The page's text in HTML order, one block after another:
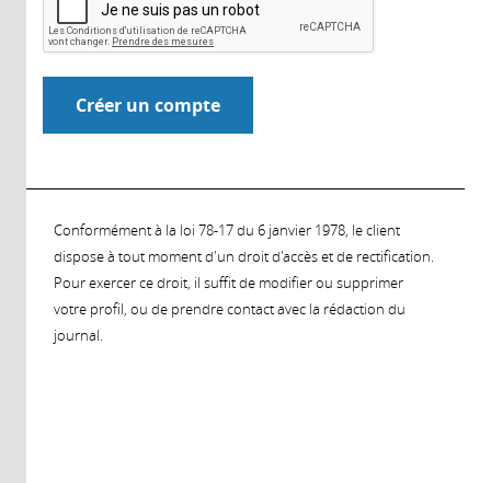
Conformément à la loi 78-17 du 6 janvier 1978, le client
dispose à tout moment d'un droit d'accès et de rectification.
Pour exercer ce droit, il suffit de modifier ou supprimer
votre profil, ou de prendre contact avec la rédaction du
journal.